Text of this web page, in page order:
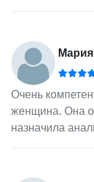
Мария
Очень
женщина. Она
назначила